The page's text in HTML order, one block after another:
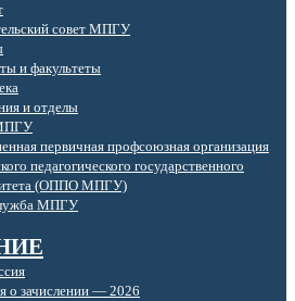
совет МПГУ
и факультеты
и отделы
первичная профсоюзная организация
педагогического государственного
(ОППО МПГУ)
МПГУ
о зачислении — 2026